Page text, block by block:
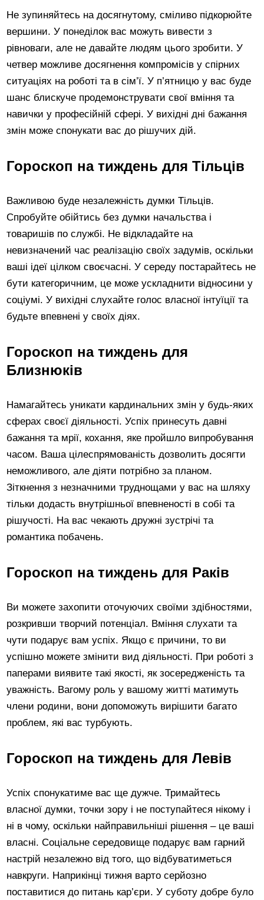
Не зупиняйтесь на досягнутому, сміливо підкорюйте
вершини. У понеділок вас можуть вивести з
рівноваги, але не давайте людям цього зробити. У
четвер можливе досягнення компромісів у спірних
ситуаціях на роботі та в сім’ї. У п’ятницю у вас буде
шанс блискуче продемонструвати свої вміння та
навички у професійній сфері. У вихідні дні бажання
змін може спонукати вас до рішучих дій.
Гороскоп на тиждень для Тільців
Важливою буде незалежність думки Тільців.
Спробуйте обійтись без думки начальства і
товаришів по службі. Не відкладайте на
невизначений час реалізацію своїх задумів, оскільки
ваші ідеї цілком своєчасні. У середу постарайтесь не
бути категоричним, це може ускладнити відносини у
соціумі. У вихідні слухайте голос власної інтуїції та
будьте впевнені у своїх діях.
Гороскоп на тиждень для
Близнюків
Намагайтесь уникати кардинальних змін у будь-яких
сферах своєї діяльності. Успіх принесуть давні
бажання та мрії, кохання, яке пройшло випробування
часом. Ваша цілеспрямованість дозволить досягти
неможливого, але діяти потрібно за планом.
Зіткнення з незначними труднощами у вас на шляху
тільки додасть внутрішньої впевненості в собі та
рішучості. На вас чекають дружні зустрічі та
романтика побачень.
Гороскоп на тиждень для Раків
Ви можете захопити оточуючих своїми здібностями,
розкривши творчий потенціал. Вміння слухати та
чути подарує вам успіх. Якщо є причини, то ви
успішно можете змінити вид діяльності. При роботі з
паперами виявите такі якості, як зосередженість та
уважність. Вагому роль у вашому житті матимуть
члени родини, вони допоможуть вирішити багато
проблем, які вас турбують.
Гороскоп на тиждень для Левів
Успіх спонукатиме вас ще дужче. Тримайтесь
власної думки, точки зору і не поступайтеся нікому і
ні в чому, оскільки найправильніші рішення – це ваші
власні. Соціальне середовище подарує вам гарний
настрій незалежно від того, що відбуватиметься
навкруги. Наприкінці тижня варто серйозно
поставитися до питань кар’єри. У суботу добре було